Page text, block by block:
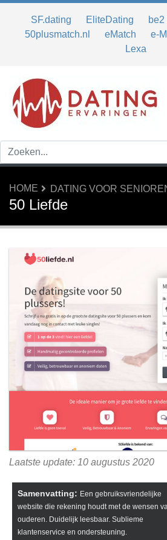
SF.dating EliteDating be2
50plusmatch.nl
eMatch e-
Lexa
HOME DATING VOOR
50 Liefde
Laatste update: 10 augustus 2020
Samenvatting: Een gebruiksvriendelijke
website die rekening houdt met de wensen
ouderen. Duidelijk leesbaar. Sublieme
klantenservice en ondersteuning.